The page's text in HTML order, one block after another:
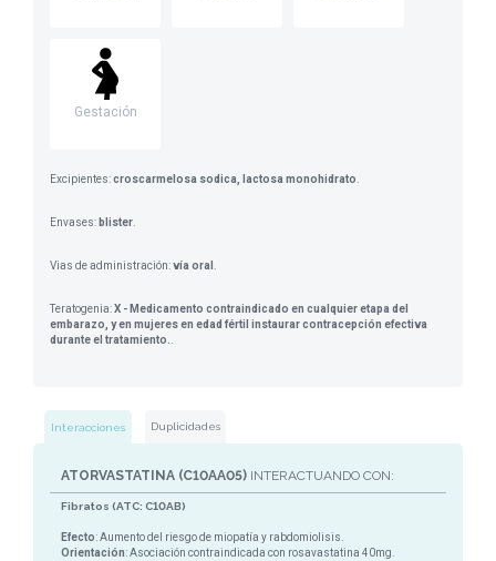
Gestación
Excipientes:croscarmelosa sodica, lactosa monohidrato
Envases: blister
Vias de administración:vía oral
Teratogenia:X - Medicamento contraindicado en cualquier etapa del
embarazo, y en mujeres en edad fértil instaurar contracepción efectiva
durante el tratamiento.
Interacciones Duplicidades
ATORVASTATINA (C10AA05) INTERACTUANDO CON:
Fibratos (ATC: C10AB)
Efecto: Aumento del riesgo de miopatía y rabdomiolisis.
Orientación: Asociación contraindicada con rosavastatina 40mg.